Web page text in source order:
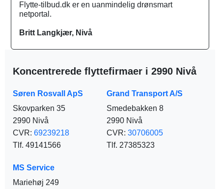
Flytte-tilbud.dk er en uanmindelig drønsmart
netportal.
Britt Langkjær, Nivå
Koncentrerede flyttefirmaer i 2990 Nivå
Søren Rosvall ApS
Skovparken 35
2990 Nivå
CVR: 69239218
Tlf. 49141566
Grand Transport A/S
Smedebakken 8
2990 Nivå
CVR: 30706005
Tlf. 27385323
MS Service
Mariehøj 249